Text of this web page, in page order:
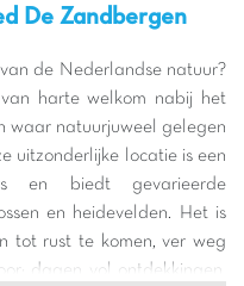
De Zandbergen
de Nederlandse natuur?
harte welkom nabij het
waar natuurjuweel gelegen
uitzonderlijke locatie is een
en biedt gevarieerde
en heidevelden. Het is
tot rust te komen, ver weg
dagen vol ontdekkingen,